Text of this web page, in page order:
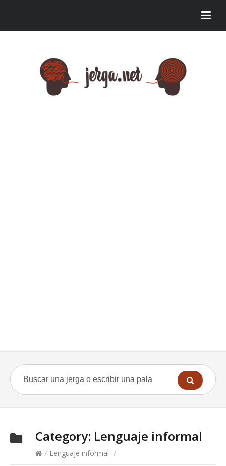
Category: Lenguaje informal
/ Lenguaje informal /